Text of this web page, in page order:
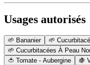
Usages autorisés
🌱 Bananier 🌱
🌱 Cucurbitacées À Peau
🍅 Tomate - Aubergine 🍇